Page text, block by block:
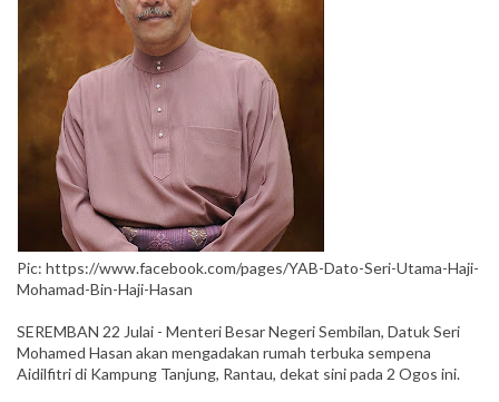
Pic: https://www.facebook.com/pages/YAB-Dato-Seri-Utama-Haji-
Mohamad-Bin-Haji-Hasan
SEREMBAN 22 Julai - Menteri Besar Negeri Sembilan, Datuk Seri
Mohamed Hasan akan mengadakan rumah terbuka sempena
Aidilfitri di Kampung Tanjung, Rantau, dekat sini pada 2 Ogos ini.